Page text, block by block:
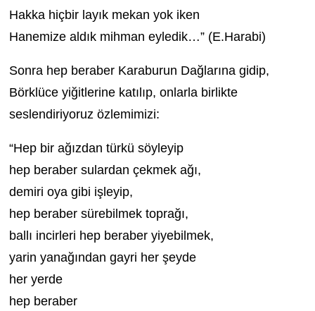
Hakka hiçbir layık mekan yok iken
Hanemize aldık mihman eyledik…” (E.Harabi)
Sonra hep beraber Karaburun Dağlarına gidip,
Börklüce yiğitlerine katılıp, onlarla birlikte
seslendiriyoruz özlemimizi:
“Hep bir ağızdan türkü söyleyip
hep beraber sulardan çekmek ağı,
demiri oya gibi işleyip,
hep beraber sürebilmek toprağı,
ballı incirleri hep beraber yiyebilmek,
yarin yanağından gayri her şeyde
her yerde
hep beraber